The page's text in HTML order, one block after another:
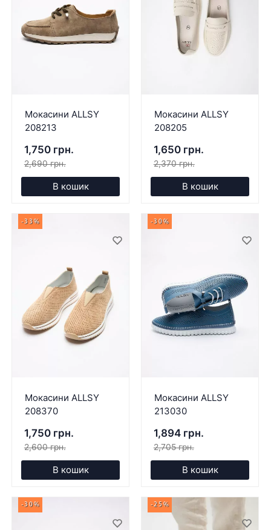
Мокасини ALLSY
208213
1,750 грн.
2,690 грн.
В кошик
Мокасини ALLSY
208205
1,650 грн.
2,370 грн.
В кошик
-33%
Мокасини ALLSY
208370
1,750 грн.
2,600 грн.
В кошик
-30%
Мокасини ALLSY
213030
1,894 грн.
2,705 грн.
В кошик
-30% -25%